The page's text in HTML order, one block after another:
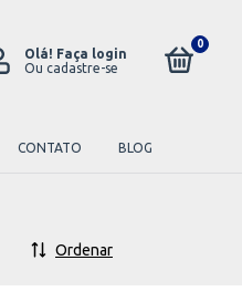
Olá! Faça login
Ou cadastre-se
0
CONTATO BLOG
Ordenar